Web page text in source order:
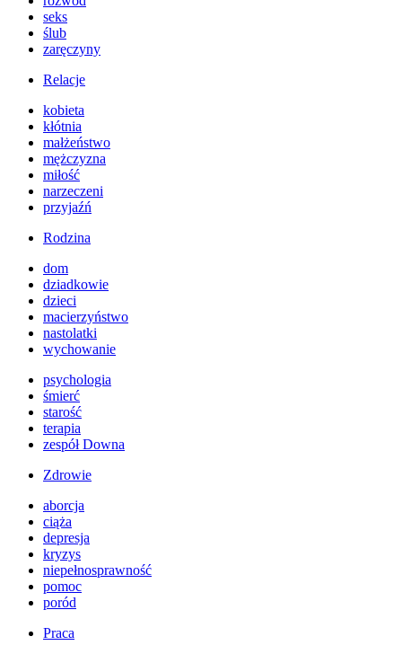
seks
ślub
zaręczyny
Relacje
kobieta
kłótnia
małżeństwo
mężczyzna
miłość
narzeczeni
przyjaźń
Rodzina
dom
dziadkowie
dzieci
macierzyństwo
nastolatki
wychowanie
psychologia
śmierć
starość
terapia
zespół Downa
Zdrowie
aborcja
ciąża
depresja
kryzys
niepełnosprawność
pomoc
poród
Praca